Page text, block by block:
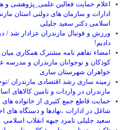
اعلام حمایت فعالین علمی_پژوهشی و
ادارات و سازمان های دولتی استان
اسلامی دکتر سعید جلیلی
ورزش و فوتبال مازندران عزادار شد /
دادیم!
امضاء تفاهم نامه مشترک همکاری
کودکان و نوجوانان مازندران و
خواهران شهرستان ساری
زمینه سازی رشد اقتصادی مازندران /
مازندران در واردات و تامین کالاهای
حمایت قاطع جمع کثیری از خانواده های
شاغل در ادارات ،نهادها و دستگاه های
سعید جلیلی نامزد جبهه انقلاب اسلامی